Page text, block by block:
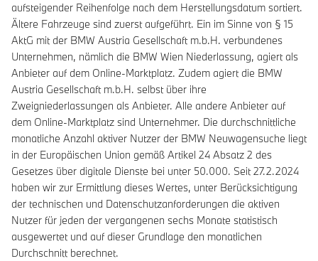
aufsteigender Reihenfolge nach dem Herstellungsdatum sortiert.
Ältere Fahrzeuge sind zuerst aufgeführt. Ein im Sinne von § 15
AktG mit der BMW Austria Gesellschaft m.b.H. verbundenes
Unternehmen, nämlich die BMW Wien Niederlassung, agiert als
Anbieter auf dem Online-Marktplatz. Zudem agiert die BMW
Austria Gesellschaft m.b.H. selbst über ihre
Zweigniederlassungen als Anbieter. Alle andere Anbieter auf
dem Online-Marktplatz sind Unternehmer. Die durchschnittliche
monatliche Anzahl aktiver Nutzer der BMW Neuwagensuche liegt
in der Europäischen Union gemäß Artikel 24 Absatz 2 des
Gesetzes über digitale Dienste bei unter 50.000. Seit 27.2.2024
haben wir zur Ermittlung dieses Wertes, unter Berücksichtigung
der technischen und Datenschutzanforderungen die aktiven
Nutzer für jeden der vergangenen sechs Monate statistisch
ausgewertet und auf dieser Grundlage den monatlichen
Durchschnitt berechnet.